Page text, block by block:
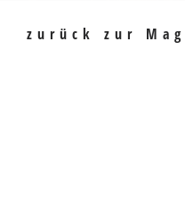
zurück zur